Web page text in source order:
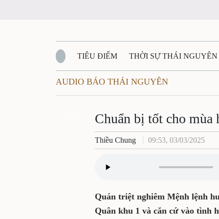
TIÊU ĐIỂM THỜI SỰ THÁI NGUYÊN
QUỐC PHÒNG - AN NINH BẠN ĐỌC
QUÊ HƯƠNG - ĐẤT NƯỚC QUỐC TẾ
VĂN BẢN, CHÍNH SÁCH MỚI VĂN
AUDIO BÁO THÁI NGUYÊN
Chuẩn bị tốt cho mùa
Thiều Chung 09:53, 03/03/2025
Quán triệt nghiêm Mệnh lệnh
Quân khu 1 và căn cứ vào tình